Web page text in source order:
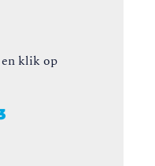
en klik op